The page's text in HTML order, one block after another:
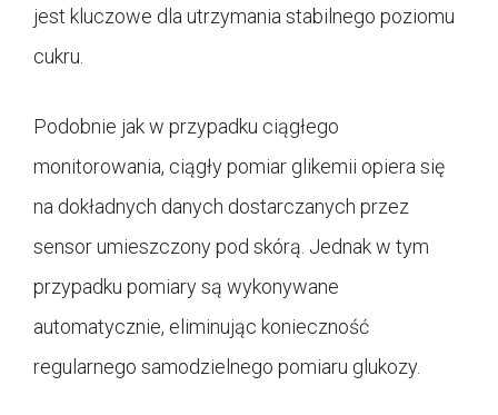
jest kluczowe dla utrzymania stabilnego poziomu
cukru.
Podobnie jak w przypadku ciągłego
monitorowania, ciągły pomiar glikemii opiera się
na dokładnych danych dostarczanych przez
sensor umieszczony pod skórą. Jednak w tym
przypadku pomiary są wykonywane
automatycznie, eliminując konieczność
regularnego samodzielnego pomiaru glukozy.